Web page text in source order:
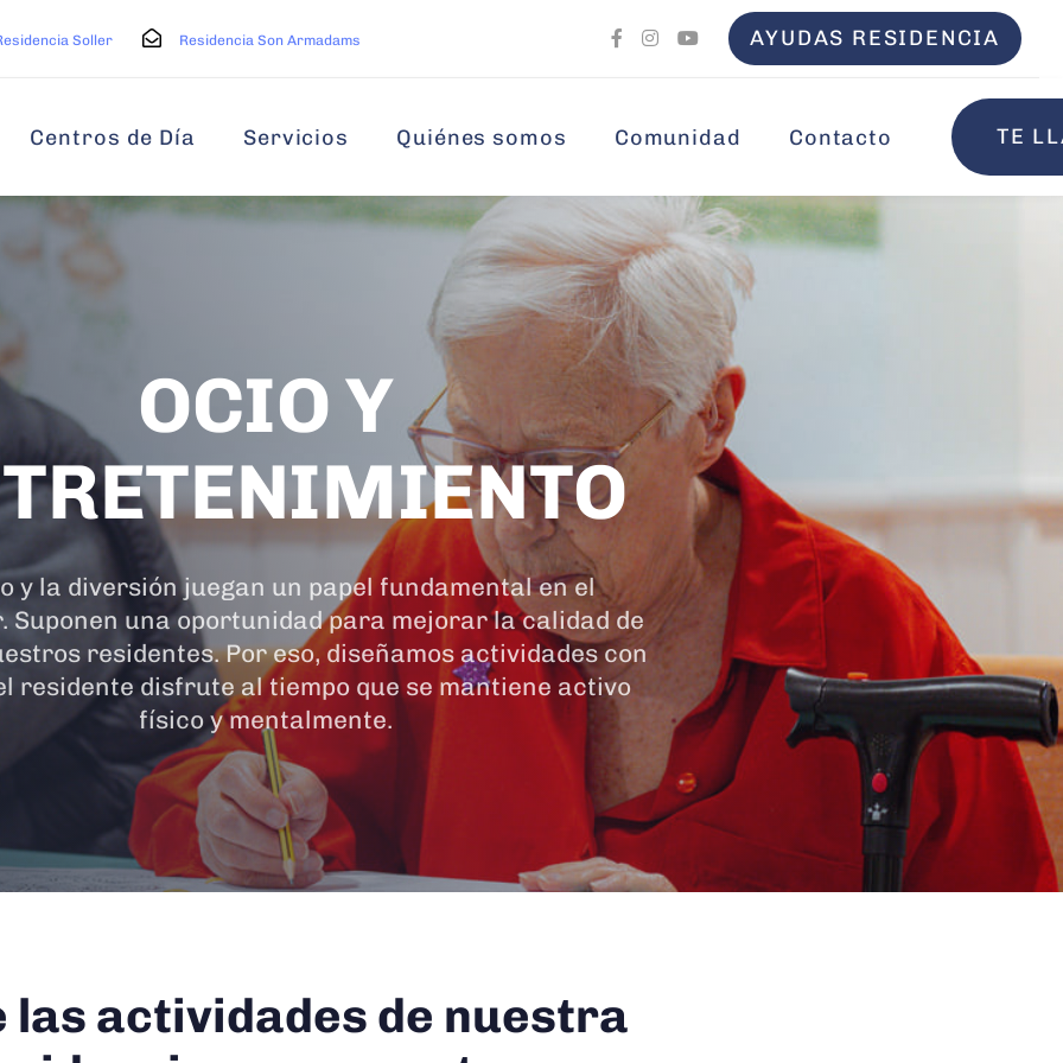
Soller Residencia Son Armadams AYUDAS RESIDENCIA
Centros de Día Servicios Quiénes somos Comunidad Contacto TE
OCIO Y
y la diversión juegan un papel fundamental en el
Suponen una oportunidad para mejorar la calidad de
residentes. Por eso, diseñamos actividades con
residente disfrute al tiempo que se mantiene activo
físico y mentalmente.
las actividades de nuestra